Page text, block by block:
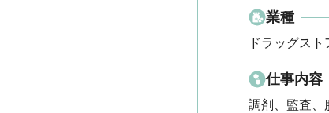
業種
ドラッグス
仕事内容
調剤、監査、